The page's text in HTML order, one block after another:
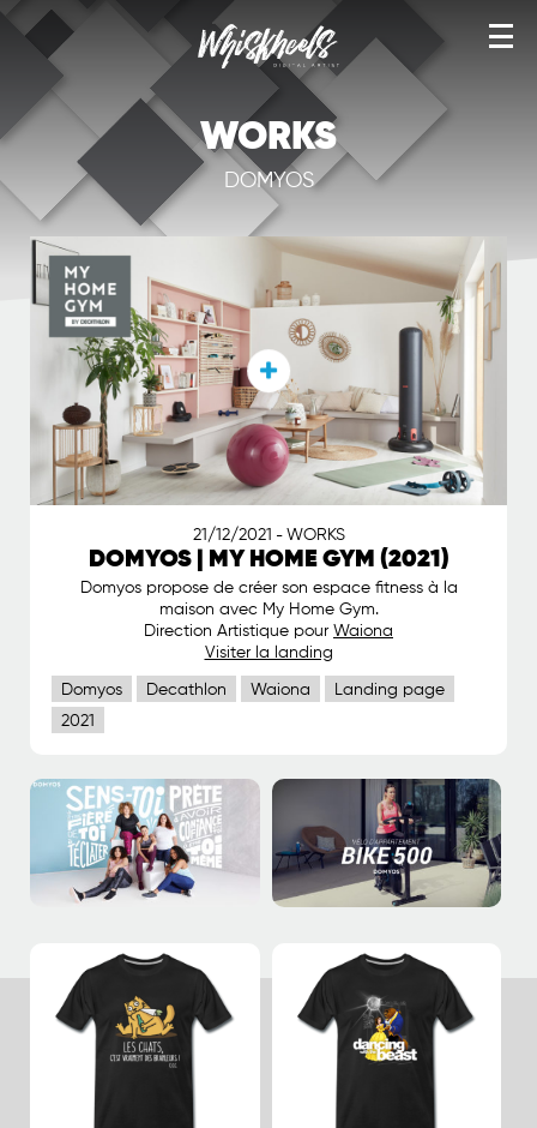
TÉLÉ VHS
NOS ANNÉES PUB
YEAH! TEES
NOS ANNÉES CANAL
ARTWORKS
WORKS
IMAGE STOCK
SERVICES
BOUTIQUE
WORKS
DOMYOS
21/12/2021 - WORKS
DOMYOS | MY HOME GYM (2021)
Domyos propose de créer son espace fitness à la
maison avec My Home Gym.
Direction Artistique pour Waiona
Visiter la landing
Domyos Decathlon Waiona
Landing page
2021